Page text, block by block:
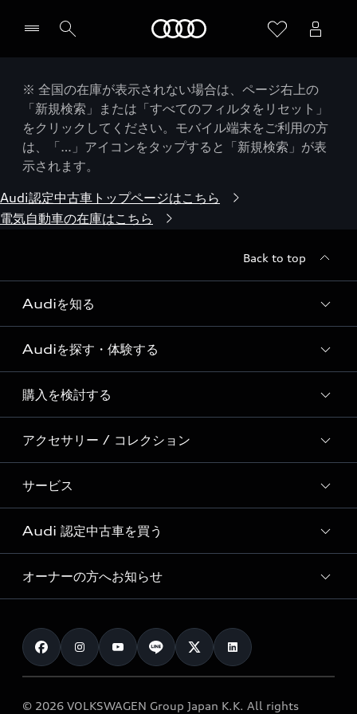
※ 全国の在庫が表示されない場合は、ページ右上の
「新規検索」または「すべてのフィルタをリセット」
をクリックしてください。モバイル端末をご利用の方
は、「…」アイコンをタップすると「新規検索」が表
示されます。
Audi認定中古車トップページはこちら
電気自動車の在庫はこちら
Back to top
Audiを知る
Audi ブランド
Story of Progress
Audi Sport
Formula 1®
デジタルサービス
Audiを探す・体験する
ディーラー検索
新車在庫検索
試乗車・展示車検索
見積り依頼
試乗予約
購入を検討する
モデル一覧
特別仕様モデル / 限定モデル
e-tronラインアップ
価格シミュレーション
車両比較
カタログ一覧
アクセサリー / コレクション
純正アクセサリー
オンラインショップ
Audi collection
アウディナビアプリ
サービス
サービス入庫予約
サービスプログラム
メンテナンス
車検 / 定期点検
e-tronアフターサポート
Audi 認定中古車を買う
Audi認定中古車
クオリティ
保証
メンテナンス
オーナーの方へお知らせ
お知らせ
オーナー様向けキャンペーン
© 2026 VOLKSWAGEN Group Japan K.K. All rights